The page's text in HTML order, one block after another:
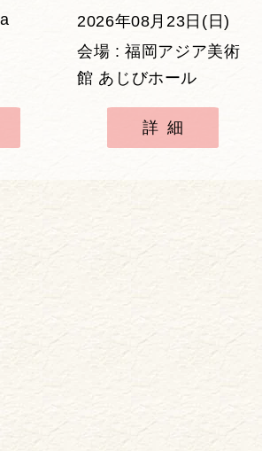
2026年08月23日(日)
会場 : 福岡アジア美術
館 あじびホール
詳細